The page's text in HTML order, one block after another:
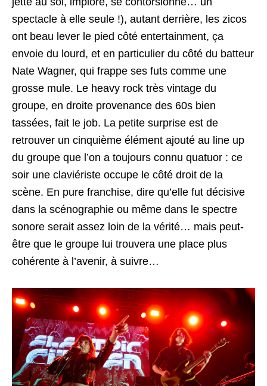
spectacle à elle seule !), autant derrière, les zicos
ont beau lever le pied côté entertainment, ça
envoie du lourd, et en particulier du côté du batteur
Nate Wagner, qui frappe ses futs comme une
grosse mule. Le heavy rock très vintage du
groupe, en droite provenance des 60s bien
tassées, fait le job. La petite surprise est de
retrouver un cinquième élément ajouté au line up
du groupe que l’on a toujours connu quatuor : ce
soir une claviériste occupe le côté droit de la
scène. En pure franchise, dire qu’elle fut décisive
dans la scénographie ou même dans le spectre
sonore serait assez loin de la vérité… mais peut-
être que le groupe lui trouvera une place plus
cohérente à l’avenir, à suivre…